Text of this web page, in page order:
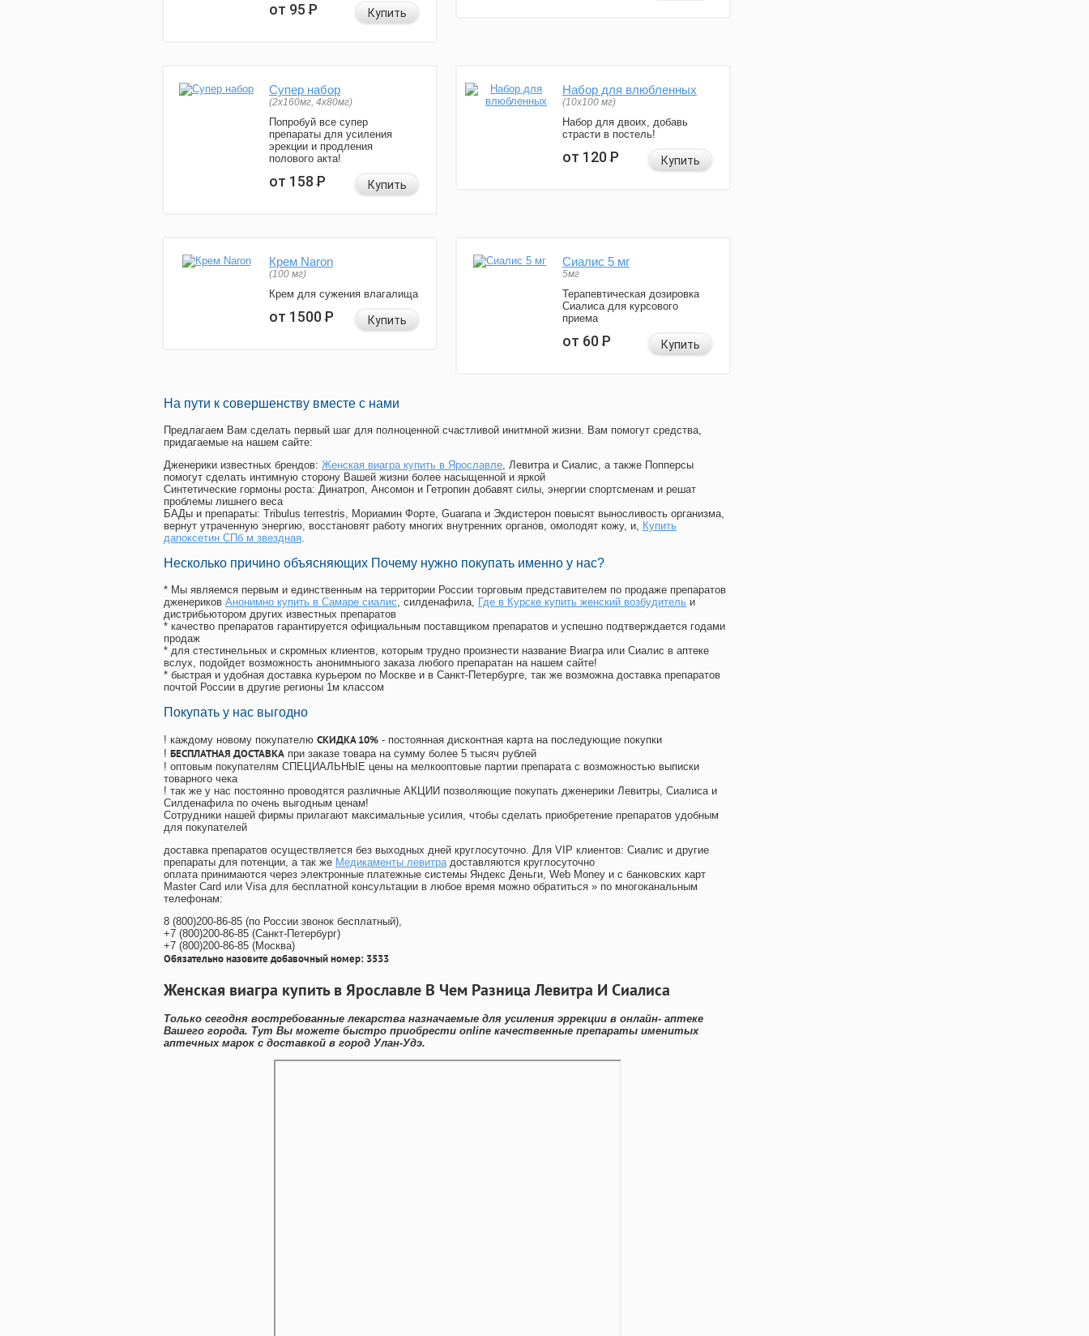
от 95Р Купить
Супер набор
(2х160мг, 4х80мг)
Попробуй все супер
препараты для усиления
эрекции и продления
полового акта!
от 158Р Купить
Набор для влюбленных
(10х100 мг)
Набор для двоих, добавь
страсти в постель!
от 120Р Купить
Крем Naron
(100 мг)
Крем для сужения влагалища
от 1500Р Купить
Сиалис 5 мг
5мг
Терапевтическая дозировка
Сиалиса для курсового
приема
от 60Р Купить
На пути к совершенству вместе с нами
Предлагаем Вам сделать первый шаг для полноценной счастливой инитмной жизни. Вам помогут средства,
придагаемые на нашем сайте:
Дженерики известных брендов: Женская виагра купить в Ярославле, Левитра и Сиалис, а также Попперсы
помогут сделать интимную сторону Вашей жизни более насыщенной и яркой
Синтетические гормоны роста: Динатроп, Ансомон и Гетропин добавят силы, энергии спортсменам и решат
проблемы лишнего веса
БАДы и препараты: Tribulus terrestris, Мориамин Форте, Guarana и Экдистерон повысят выносливость организма,
вернут утраченную энергию, восстановят работу многих внутренних органов, омолодят кожу, и, Купить
дапоксетин СПб м звездная.
Несколько причино объясняющих Почему нужно покупать именно у нас?
* Мы являемся первым и единственным на территории России торговым представителем по продаже препаратов
дженериков Анонимно купить в Самаре сиалис, силденафила, Где в Курске купить женский возбудитель и
дистрибьютором других известных препаратов
* качество препаратов гарантируется официальным поставщиком препаратов и успешно подтверждается годами
продаж
* для стестинельных и скромных клиентов, которым трудно произнести название Виагра или Сиалис в аптеке
вслух, подойдет возможность анонимныого заказа любого препаратан на нашем сайте!
* быстрая и удобная доставка курьером по Москве и в Санкт-Петербурге, так же возможна доставка препаратов
почтой России в другие регионы 1м классом
Покупать у нас выгодно
! каждому новому покупателю СКИДКА 10% - постоянная дисконтная карта на последующие покупки
! БЕСПЛАТНАЯ ДОСТАВКА при заказе товара на сумму более 5 тысяч рублей
! оптовым покупателям СПЕЦИАЛЬНЫЕ цены на мелкооптовые партии препарата с возможностью выписки
товарного чека
! так же у нас постоянно проводятся различные АКЦИИ позволяющие покупать дженерики Левитры, Сиалиса и
Силденафила по очень выгодным ценам!
Cотрудники нашей фирмы прилагают максимальные усилия, чтобы сделать приобретение препаратов удобным
для покупателей
доставка препаратов осуществляется без выходных дней круглосуточно. Для VIP клиентов: Сиалис и другие
препараты для потенции, а так же Медикаменты левитрадоставляются круглосуточно
оплата принимаются через электронные платежные системы Яндекс Деньги, Web Money и с банковских карт
Master Card или Visa для бесплатной консультации в любое время можно обратиться » по многоканальным
телефонам:
8 (800)200-86-85 (по России звонок бесплатный),
+7 (800)200-86-85 (Санкт-Петербург)
+7 (800)200-86-85 (Москва)
Обязательно назовите добавочный номер: 3533
Женская виагра купить в Ярославле В Чем Разница Левитра И Сиалиса
Только сегодня востребованные лекарства назначаемые для усиления эррекции в онлайн- аптеке
Вашего города. Тут Вы можете быстро приобрести online качественные препараты именитых
аптечных марок с доставкой в город Улан-Удэ.